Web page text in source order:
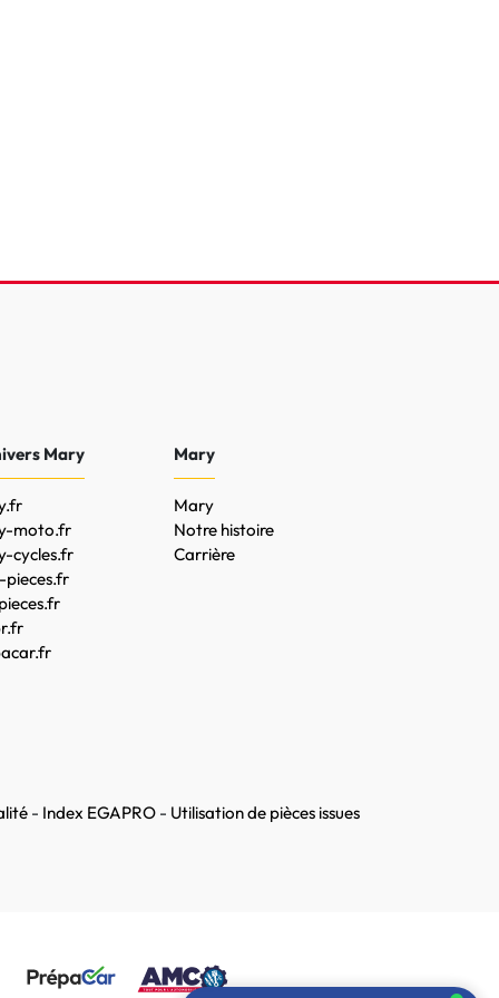
75 S&S BVM5
Mary
moto.fr
cycles.fr
pieces.fr
Mary
Mary
Notre histoire
Carrière
- Index EGAPRO - Utilisation de pièces issues